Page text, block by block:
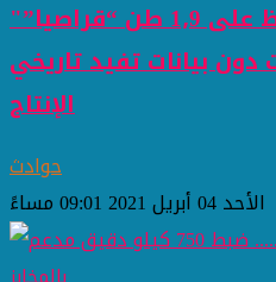
"النيابة العامة " التحفظ على 1٫9 طن “قراصيا”
دون بيانات تفيد تاريخي
الإنتاج
حوادث
الأحد 04 أبريل 2021 09:01 مساءً